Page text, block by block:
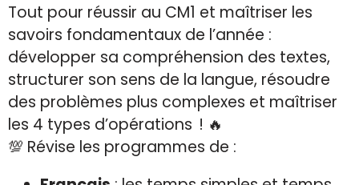
Tout pour réussir au CM1 et maîtriser les
savoirs fondamentaux de l’année :
développer sa compréhension des textes,
structurer son sens de la langue, résoudre
des problèmes plus complexes et maîtriser
les 4 types d’opérations ! 🔥
💯 Révise les programmes de :